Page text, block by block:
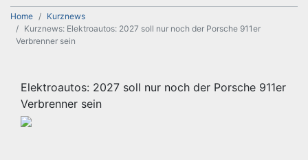
Home
Kurznews
Kurznews: Elektroautos: 2027 soll nur noch der Porsche 911er
Verbrenner sein
Elektroautos: 2027 soll nur noch der Porsche 911er
Verbrenner sein